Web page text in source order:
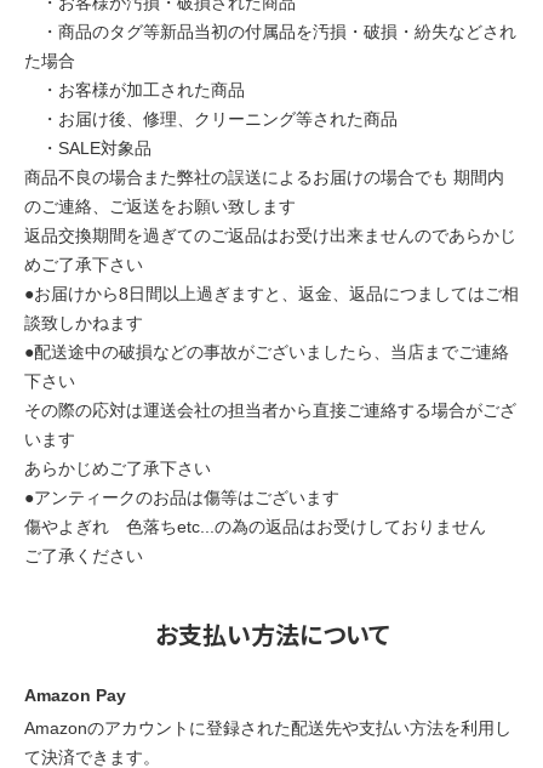
・商品のタグ等新品当初の付属品を汚損・破損・紛失などされ
た場合
・お客様が加工された商品
・お届け後、修理、クリーニング等された商品
・SALE対象品
商品不良の場合また弊社の誤送によるお届けの場合でも 期間内
のご連絡、ご返送をお願い致します
返品交換期間を過ぎてのご返品はお受け出来ませんのであらかじ
めご了承下さい
●お届けから8日間以上過ぎますと、返金、返品につましてはご相
談致しかねます
●配送途中の破損などの事故がございましたら、当店までご連絡
下さい
その際の応対は運送会社の担当者から直接ご連絡する場合がござ
います
あらかじめご了承下さい
●アンティークのお品は傷等はございます
傷やよぎれ 色落ちetc...の為の返品はお受けしておりません
ご了承ください
お支払い方法について
Amazon Pay
Amazonのアカウントに登録された配送先や支払い方法を利用し
て決済できます。